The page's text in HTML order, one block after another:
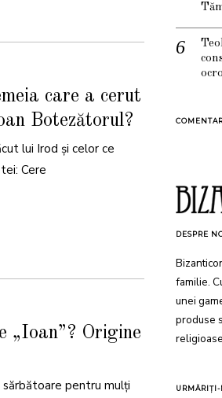
care a cerut
Botezătorul?
lui Irod şi celor ce
Cere
„Ioan”? Origine
pentru mulți
DESPRE
familie.
unei
produse